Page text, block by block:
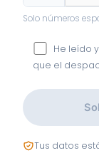
Solo números
He leído
que el
Tus datos